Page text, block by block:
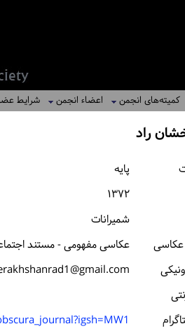
کمیته‌های انجمن اعضاء انجمن شرایط
راد
پایه
۱۳۷۲
شمیرانات
عکاسی مفهومی - مستند